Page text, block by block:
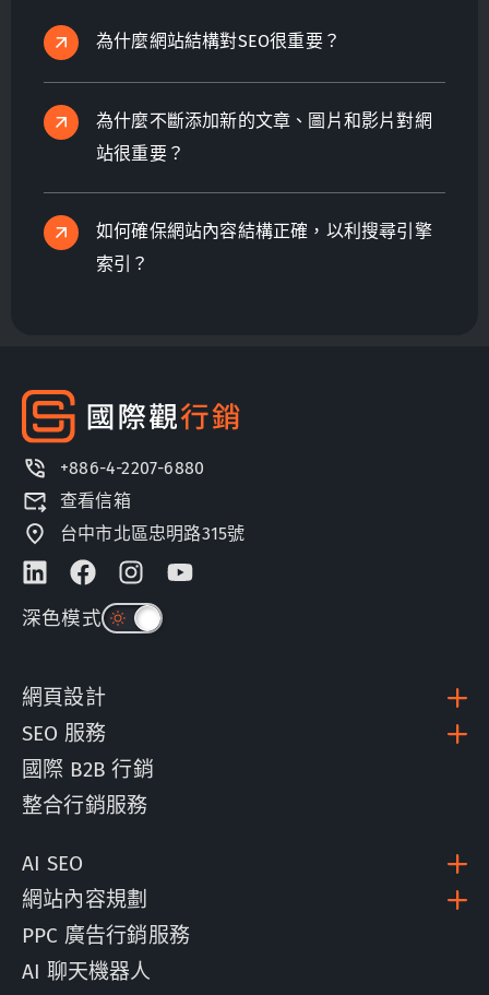
為什麼網站結構對SEO很重要？
為什麼不斷添加新的文章、圖片和影片對網
站很重要？
如何確保網站內容結構正確，以利搜尋引擎
索引？
+886-4-2207-6880
查看信箱
台中市北區忠明路315號
深色模式
網頁設計
SEO 服務
國際 B2B 行銷
整合行銷服務
AI SEO
網站內容規劃
PPC 廣告行銷服務
AI 聊天機器人